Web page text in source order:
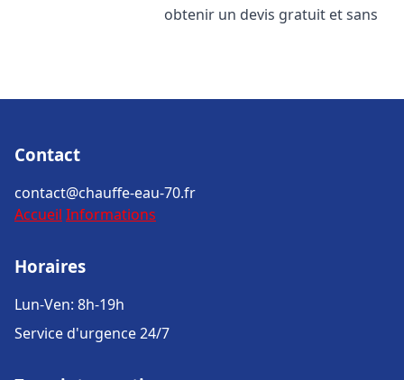
obtenir un devis gratuit et sans
Contact
contact@chauffe-eau-70.fr
Accueil Informations
Horaires
Lun-Ven: 8h-19h
Service d'urgence 24/7